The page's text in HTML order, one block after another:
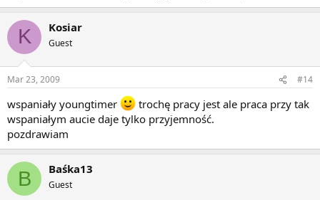
K Kosiar
Guest
Mar 23, 2009 #14
wspaniały youngtimer
trochę pracy jest ale praca przy tak
wspaniałym aucie daje tylko przyjemność.
pozdrawiam
B Baśka13
Guest